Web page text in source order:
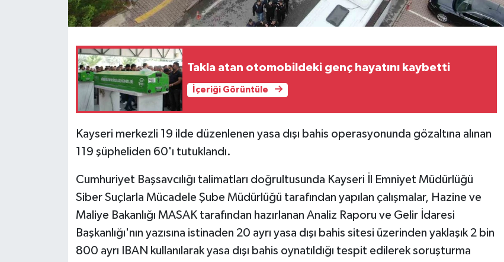
Takla atan otomobildeki genç hayatını kaybetti
İçeriği Görüntüle
Kayseri merkezli 19 ilde düzenlenen yasa dışı bahis operasyonunda gözaltına alınan
119 şüpheliden 60'ı tutuklandı.
Cumhuriyet Başsavcılığı talimatları doğrultusunda Kayseri İl Emniyet Müdürlüğü
Siber Suçlarla Mücadele Şube Müdürlüğü tarafından yapılan çalışmalar, Hazine ve
Maliye Bakanlığı MASAK tarafından hazırlanan Analiz Raporu ve Gelir İdaresi
Başkanlığı'nın yazısına istinaden 20 ayrı yasa dışı bahis sitesi üzerinden yaklaşık 2 bin
800 ayrı IBAN kullanılarak yasa dışı bahis oynatıldığı tespit edilerek soruşturma